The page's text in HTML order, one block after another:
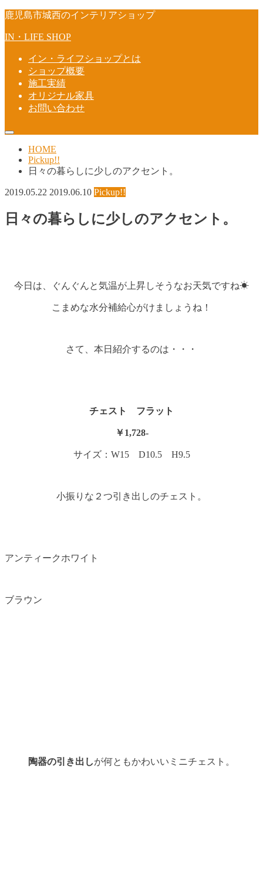
鹿児島市城西のインテリアショップ
IN・LIFE SHOP
イン・ライフショップとは
ショップ概要
施工実績
オリジナル家具
お問い合わせ
HOME
Pickup!!
日々の暮らしに少しのアクセント。
2019.05.22 2019.06.10 Pickup!!
日々の暮らしに少しのアクセント。
今日は、ぐんぐんと気温が上昇しそうなお天気ですね☀
こまめな水分補給心がけましょうね！
さて、本日紹介するのは・・・
チェスト フラット
￥1,728-
サイズ：W15 D10.5 H9.5
小振りな２つ引き出しのチェスト。
アンティークホワイト
ブラウン
陶器の引き出しが何ともかわいいミニチェスト。